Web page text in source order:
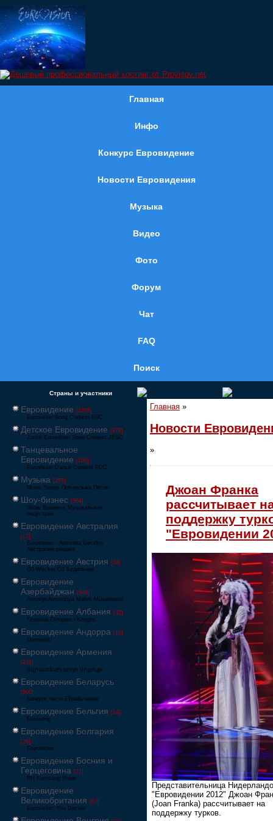
Главная
Инфо
Конкурс Евровидение
Новости Евровидения
Музыка
Видео
Фото
Форум
Чат
FAQ
Поиск
Страны и участники
Евровидение [1858]
Eurovision Song Contest ESC
Детское Евровидение [878]
Junior Eurovision Song Contest JESC
Танцевальное
Евровидение [106]
Eurovision Dance Contest EDC
Музыка [257]
Music Songs Поп-музыка Песни
Шоу-бизнес [564]
Show Business Музыкальная
индустрия
Евровидение Австралия
[17]
Eurovision – Australia Decides
Австралия решает
Евровидение Австрия [24]
Ö3-Wecker Ö3 Будильник
Евровидение
Азербайджан [549]
Avrovijn Avroviziya Mahnı Müsabiqəsi
Евровидение Албания [32]
Festivali Evropian i Këngës
Евровидение Андорра [15]
Eurovisió
Евровидение Армения
[228]
Եվրատեսիլ երգի մրցույթ
Евровидение Беларусь
[600]
Конкурс песні Еўрабачанне
Евровидение Бельгия [24]
Eurosong
Евровидение Болгария
[26]
Евровизия
Евровидение Босния и
Герцеговина [21]
BH Eurosong Show
Евровидение
Великобритания [67]
Eurovision: You Decide
Главная »
Новости
»
Джоан Франка
рассчитывает
поддержку
"Евровидении
Представительница
"Евровидении 2012" Джоан
(Joan Franka) рассчитывает на
поддержку турков.